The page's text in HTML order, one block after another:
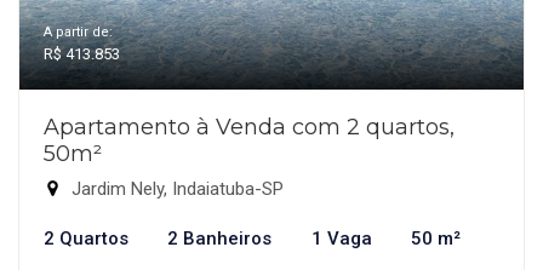
A partir de:
R$ 413.853
Apartamento à Venda com 2 quartos,
50m²
Jardim Nely, Indaiatuba-SP
2 Quartos 2 Banheiros 1 Vaga 50 m²